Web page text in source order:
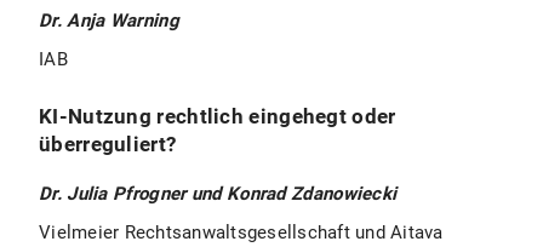
Dr. Anja Warning
IAB
KI-Nutzung rechtlich eingehegt oder
überreguliert?
Dr. Julia Pfrogner und Konrad Zdanowiecki
Vielmeier Rechtsanwaltsgesellschaft und Aitava